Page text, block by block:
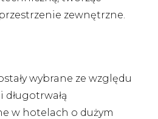
zewnętrzne.
wybrane ze względu
długotrwałą
w hotelach o dużym